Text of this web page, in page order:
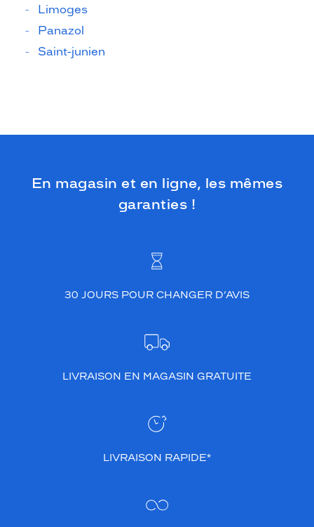
Limoges
Panazol
Saint-junien
En magasin et en ligne, les mêmes
garanties !
30 JOURS POUR CHANGER D’AVIS
LIVRAISON EN MAGASIN GRATUITE
LIVRAISON RAPIDE*